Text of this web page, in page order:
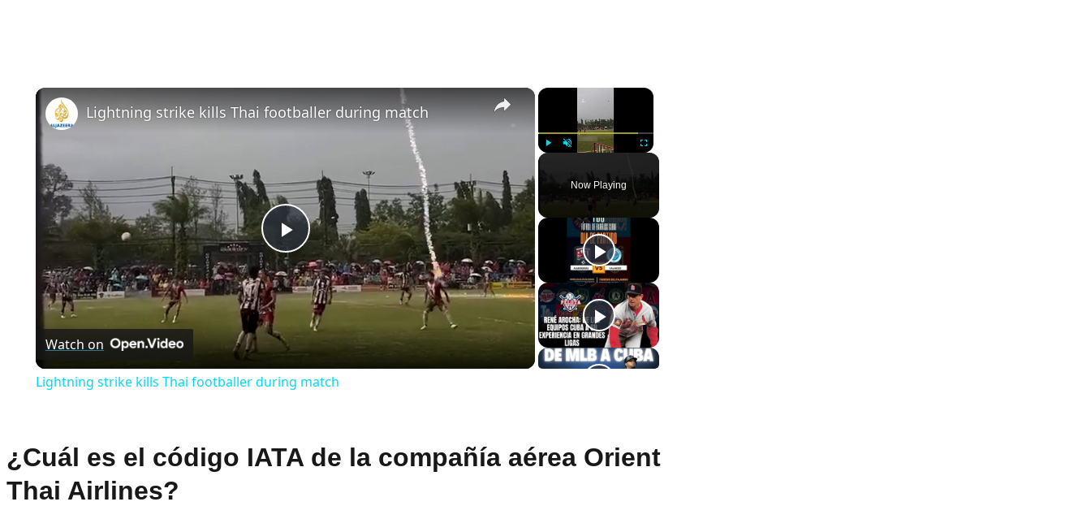
×
Fullscreen
Now Playing
×
Play
Video
Lightning strike kills Thai footballer during match
Watch on
Lightning strike kills Thai footballer during match
¿Cuál es el código IATA de la compañía aérea Orient
Thai Airlines?